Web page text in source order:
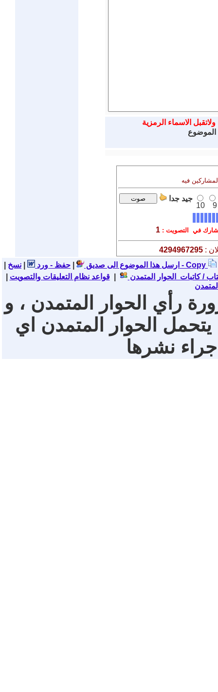
الاسماء الرمزية
الموضوع
فيه
9
10
جيد جدا
في التصويت :1
:
4294967295
ارسل هذا الموضوع الى صديق حفظ - ورد نسخ - Copy
/ كاتبات الحوار المتمدن |قواعد نظام التعليقات والتصويت
رأي الحوار المتمدن ، و
يتحمل الحوار المتمدن اي
جراء نشرها